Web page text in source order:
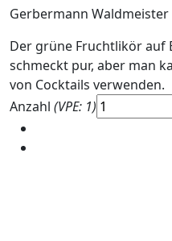
Gerbermann Waldmeister
Der grüne Fruchtlikör auf
schmeckt pur, aber man
von Cocktails verwenden.
Anzahl (VPE: 1)